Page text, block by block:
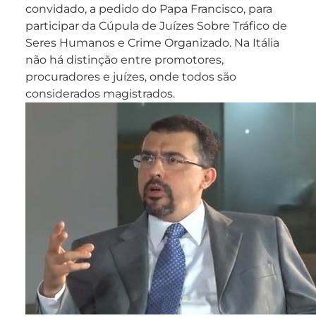
convidado, a pedido do Papa Francisco, para
participar da Cúpula de Juízes Sobre Tráfico de
Seres Humanos e Crime Organizado. Na Itália
não há distinção entre promotores,
procuradores e juízes, onde todos são
considerados magistrados.